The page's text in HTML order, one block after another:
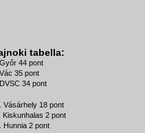
tabella:
44 pont
35 pont
34 pont
Vásárhely 18 pont
Kiskunhalas 2 pont
Hunnia 2 pont